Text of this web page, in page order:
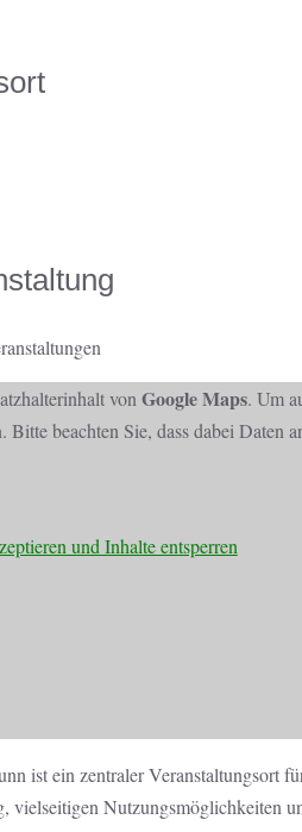
von Google Maps. Um
Bitte beachten Sie, dass dabei Daten
und Inhalte entsperren
ist ein zentraler Veranstaltungsort
vielseitigen Nutzungsmöglichkeiten